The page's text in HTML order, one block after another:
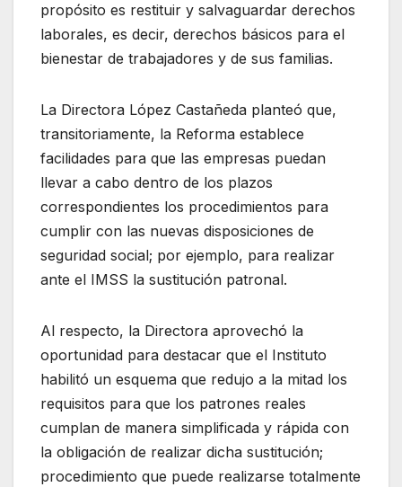
propósito es restituir y salvaguardar derechos
laborales, es decir, derechos básicos para el
bienestar de trabajadores y de sus familias.
La Directora López Castañeda planteó que,
transitoriamente, la Reforma establece
facilidades para que las empresas puedan
llevar a cabo dentro de los plazos
correspondientes los procedimientos para
cumplir con las nuevas disposiciones de
seguridad social; por ejemplo, para realizar
ante el IMSS la sustitución patronal.
Al respecto, la Directora aprovechó la
oportunidad para destacar que el Instituto
habilitó un esquema que redujo a la mitad los
requisitos para que los patrones reales
cumplan de manera simplificada y rápida con
la obligación de realizar dicha sustitución;
procedimiento que puede realizarse totalmente